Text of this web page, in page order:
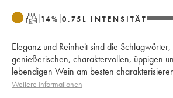
T 14% 0.75 L INTENSITÄT
Eleganz und Reinheit sind die
genießerischen, charaktervollen, üppigen
lebendigen Wein am besten
Weitere Informationen